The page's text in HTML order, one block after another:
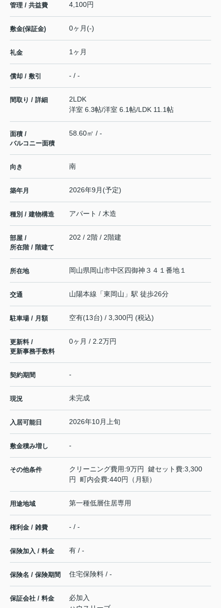
管理 / 共益費 4,100円
敷金(保証金) 0ヶ月(-)
礼金 1ヶ月
償却 / 敷引 - / -
間取り / 詳細
2LDK
洋室 6.3帖/洋室 6.1帖/LDK 11.1帖
面積 /
バルコニー面積
58.60㎡ / -
向き 南
築年月 2026年9月(予定)
種別 / 建物構造 アパート / 木造
部屋 /
所在階 / 階建て
202 / 2階 / 2階建
所在地 岡山県岡山市中区四御神 ３４１番地１
交通 山陽本線 「東岡山 」駅 徒歩26分
駐車場 / 月額 空有(13台) / 3,300円 (税込)
更新料 /
更新事務手数料
0ヶ月 / 2.2万円
契約期間 -
現況 未完成
入居可能日 2026年10月上旬
敷金積み増し -
その他条件
クリーニング費用:9万円 鍵セット費:3,300
円 町内会費:440円（月額）
用途地域 第一種低層住居専用
権利金 / 雑費 - / -
保険加入 / 料金 有 / -
保険名 / 保険期間 住宅保険料 / -
保証会社 / 料金
必加入